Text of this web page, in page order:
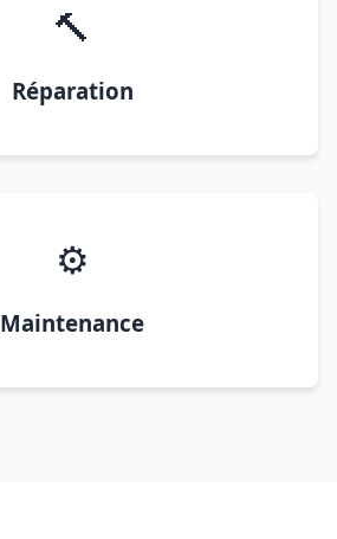
🔨
Réparation
⚙️
Maintenance